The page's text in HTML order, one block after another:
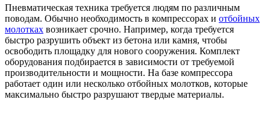
Пневматическая техника требуется людям по различным
поводам. Обычно необходимость в компрессорах и отбойных
молотках возникает срочно. Например, когда требуется
быстро разрушить объект из бетона или камня, чтобы
освободить площадку для нового сооружения. Комплект
оборудования подбирается в зависимости от требуемой
производительности и мощности. На базе компрессора
работает один или несколько отбойных молотков, которые
максимально быстро разрушают твердые материалы.